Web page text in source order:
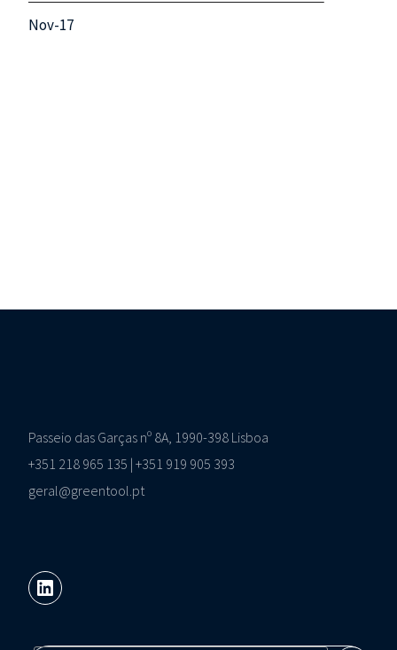
Nov-17
Passeio das Garças nº 8A, 1990-398 Lisboa
+351 218 965 135 | +351 919 905 393
geral@greentool.pt